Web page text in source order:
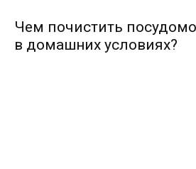
Чем почистить
в домашних условиях?